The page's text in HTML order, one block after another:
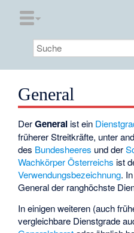
General
DerGeneral ist ein
früherer Streitkräfte, unter
des Bundesheeres und der
Wachkörper Österreichs ist
Verwendungsbezeichnung.
General der ranghöchste
In einigen weiteren (auch
vergleichbare Dienstgrade